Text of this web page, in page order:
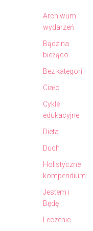
Archiwum
wydarzeń
Bądź na
bieżąco
Bez kategorii
Ciało
Cykle
edukacyjne
Dieta
Duch
Holistyczne
kompendium
Jestem i
Będę
Leczenie